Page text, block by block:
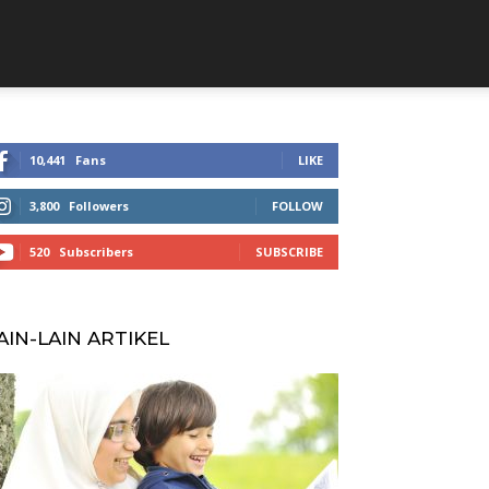
10,441 Fans LIKE
3,800 Followers FOLLOW
520 Subscribers SUBSCRIBE
LAIN ARTIKEL